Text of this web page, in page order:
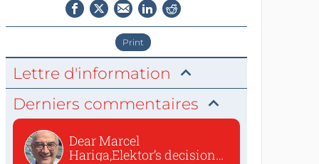
Print
Lettre d'information
Derniers commentaires
Dear Marcel
Hariga,Elektor’s decision